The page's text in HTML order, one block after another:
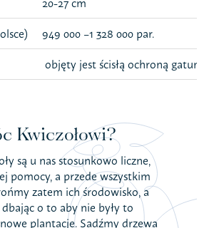
949 000 –1 328 000 par.
objęty jest ścisłą ochroną
Kwiczołowi?
są u nas stosunkowo liczne,
pomocy, a przede wszystkim
zatem ich środowisko, a
dbając o to aby nie były to
plantacje. Sadźmy drzewa